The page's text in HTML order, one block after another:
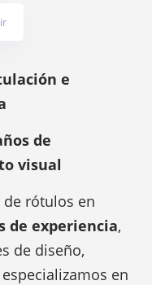
e
de
visual
de rótulos en
de experiencia,
de diseño,
en